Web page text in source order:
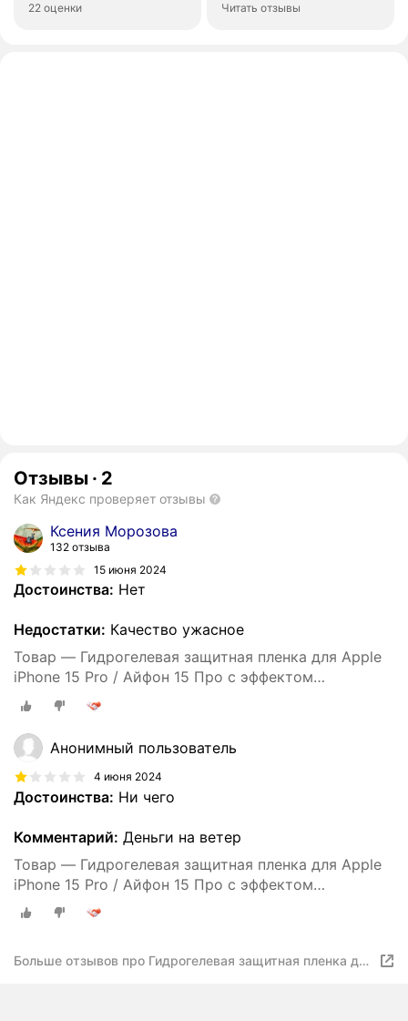
22 оценки Читать отзывы
Отзывы · 2
Как Яндекс проверяет отзывы
Ксения Морозова
132 отзыва
15 июня 2024
Достоинства: Нет
Недостатки: Качество ужасное
Товар — Гидрогелевая защитная пленка для Apple
iPhone 15 Pro / Айфон 15 Про с эффектом
самовосстановления (на заднюю панель) - Матовая
Анонимный пользователь
4 июня 2024
Достоинства: Ни чего
Комментарий: Деньги на ветер
Товар — Гидрогелевая защитная пленка для Apple
iPhone 15 Pro / Айфон 15 Про с эффектом
самовосстановления (на заднюю панель) - Матовая
Больше отзывов про Гидрогелевая защитная пленка для